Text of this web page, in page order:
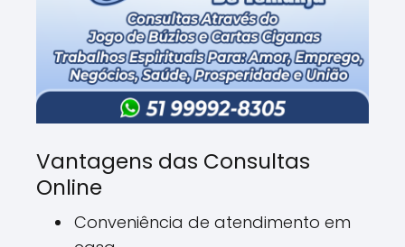
Vantagens das Consultas
Online
Conveniência de atendimento em